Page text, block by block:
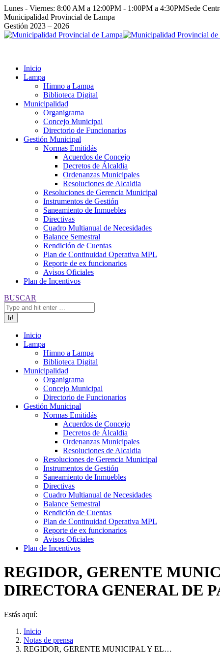
Saltar
al
contenido
Lunes - Viernes: 8:00 AM a 12:00PM - 1:00PM a 4:30PMSede
Facebook
page
opens
Instagram
page
opens
YouTube
page
opens
Twitter
page
opens
Municipalidad Provincial de Lampa
Gestión 2023 – 2026
Inicio
Lampa
Himno a Lampa
Biblioteca Digital
Municipalidad
Organigrama
Concejo Municipal
Directorio de Funcionarios
Gestión Municipal
Normas Emitidás
Acuerdos de Concejo
Decretos de Álcaldia
Ordenanzas Municipales
Resoluciones de Alcaldia
Resoluciones de Gerencia Municipal
Instrumentos de Gestión
Saneamiento de Inmuebles
Directivas
Cuadro Multianual de Necesidades
Balance Semestral
Rendición de Cuentas
Plan de Continuidad Operativa MPL
Reporte de ex funcionarios
Avisos Oficiales
Plan de Incentivos
Buscar:
BUSCAR
Inicio
Lampa
Himno a Lampa
Biblioteca Digital
Municipalidad
Organigrama
Concejo Municipal
Directorio de Funcionarios
Gestión Municipal
Normas Emitidás
Acuerdos de Concejo
Decretos de Álcaldia
Ordenanzas Municipales
Resoluciones de Alcaldia
Resoluciones de Gerencia Municipal
Instrumentos de Gestión
Saneamiento de Inmuebles
Directivas
Cuadro Multianual de Necesidades
Balance Semestral
Rendición de Cuentas
Plan de Continuidad Operativa MPL
Reporte de ex funcionarios
Avisos Oficiales
Plan de Incentivos
REGIDOR, GERENTE
DIRECTORA GENERAL DE
Estás aquí:
Inicio
Notas de prensa
REGIDOR, GERENTE MUNICIPAL Y EL…